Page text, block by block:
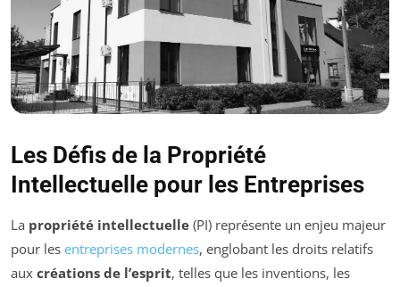
Les Défis de la Propriété
Intellectuelle pour les Entreprises
La propriété intellectuelle (PI) représente un enjeu majeur
pour les entreprises modernes, englobant les droits relatifs
aux créations de l’esprit, telles que les inventions, les